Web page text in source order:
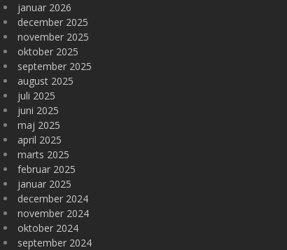
januar 2026
december 2025
november 2025
oktober 2025
september 2025
august 2025
juli 2025
juni 2025
maj 2025
april 2025
marts 2025
februar 2025
januar 2025
december 2024
november 2024
oktober 2024
september 2024